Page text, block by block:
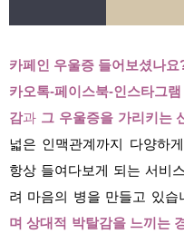
카페인 우울증 들어보셨나요
카오톡-페이스북-인스타그
감과 그 우울증을 가리키는
넓은 인맥관계까지 다양하
항상 들여다보게 되는 서비
려 마음의 병을 만들고 있습
며 상대적 박탈감을 느끼는